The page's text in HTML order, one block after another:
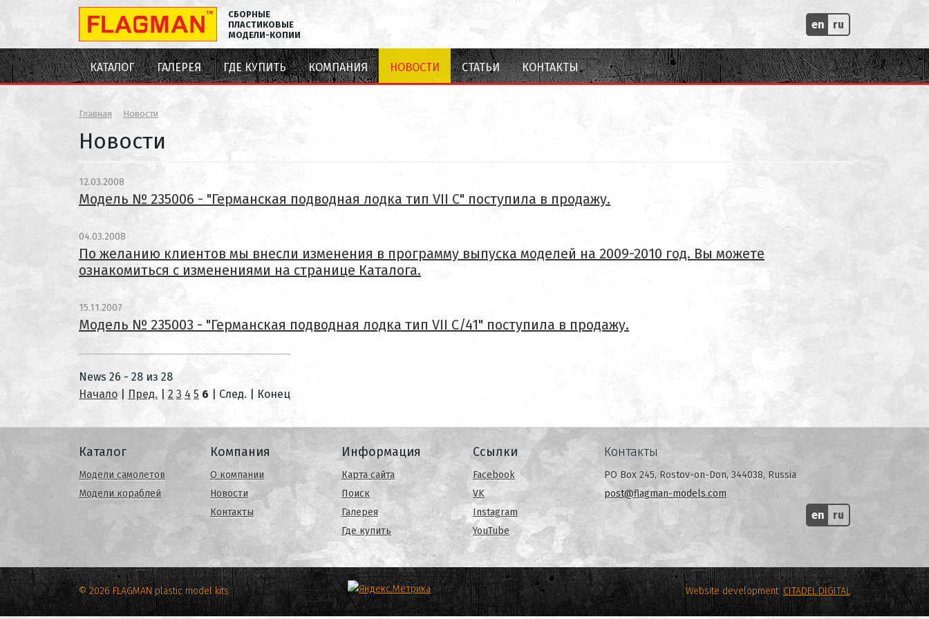
СБОРНЫЕ
ПЛАСТИКОВЫЕ
МОДЕЛИ-КОПИИ
en ru
КАТАЛОГ ГАЛЕРЕЯ ГДЕ КУПИТЬ КОМПАНИЯ НОВОСТИ СТАТЬИ КОНТАКТЫ
Главная Новости
Новости
12.03.2008
Модель № 235006 - "Германская подводная лодка тип VII C" поступила в продажу.
04.03.2008
По желанию клиентов мы внесли изменения в программу выпуска моделей на 2009-2010 год. Вы можете
ознакомиться с изменениями на странице Каталога.
15.11.2007
Модель № 235003 - "Германская подводная лодка тип VII C/41" поступила в продажу.
News 26 - 28 из 28
Начало
Пред. 2 3 4 5 6 | След. | Конец
Каталог
Модели самолетов
Модели кораблей
Компания
О компании
Новости
Контакты
Информация
Карта сайта
Поиск
Галерея
Где купить
Ссылки
Facebook
VK
Instagram
YouTube
Контакты
PO Box 245, Rostov-on-Don, 344038, Russia
post@flagman-models.com
en ru
© 2026 FLAGMAN plastic model kits Website development:CITADEL.DIGITAL